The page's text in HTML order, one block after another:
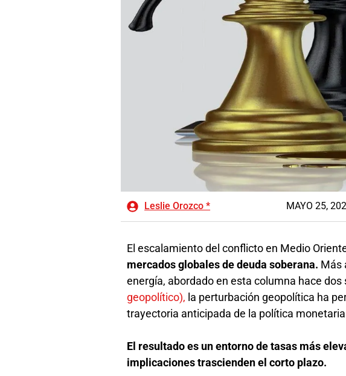
Leslie Orozco * MAYO 25,
El escalamiento del conflicto en Medio
mercados globales de deuda soberana. Más
energía, abordado en esta columna hace dos
geopolítico), la perturbación geopolítica ha
trayectoria anticipada de la política
El resultado es un entorno de tasas más
implicaciones trascienden el corto plazo.